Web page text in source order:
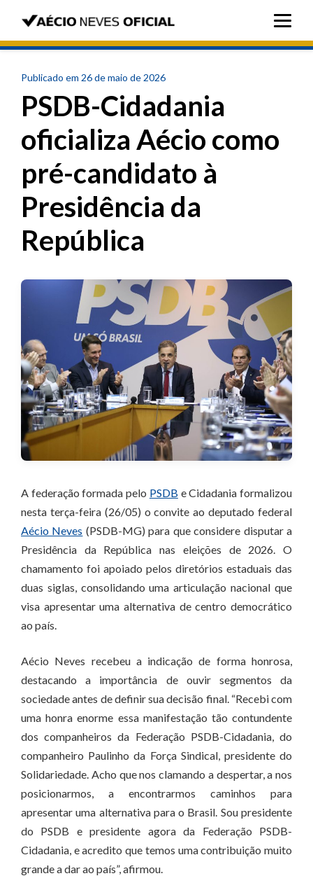
Publicado em 26 de maio de 2026
PSDB-Cidadania
oficializa Aécio como
pré-candidato à
Presidência da
República
A federação formada pelo PSDB e Cidadania formalizou
nesta terça-feira (26/05) o convite ao deputado federal
Aécio Neves (PSDB-MG) para que considere disputar a
Presidência da República nas eleições de 2026. O
chamamento foi apoiado pelos diretórios estaduais das
duas siglas, consolidando uma articulação nacional que
visa apresentar uma alternativa de centro democrático
ao país.
Aécio Neves recebeu a indicação de forma honrosa,
destacando a importância de ouvir segmentos da
sociedade antes de definir sua decisão final. “Recebi com
uma honra enorme essa manifestação tão contundente
dos companheiros da Federação PSDB-Cidadania, do
companheiro Paulinho da Força Sindical, presidente do
Solidariedade. Acho que nos clamando a despertar, a nos
posicionarmos, a encontrarmos caminhos para
apresentar uma alternativa para o Brasil. Sou presidente
do PSDB e presidente agora da Federação PSDB-
Cidadania, e acredito que temos uma contribuição muito
grande a dar ao país”, afirmou.